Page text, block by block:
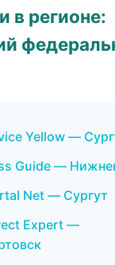
в регионе:
Yellow —
Guide —
Net — Сургут
Expert —